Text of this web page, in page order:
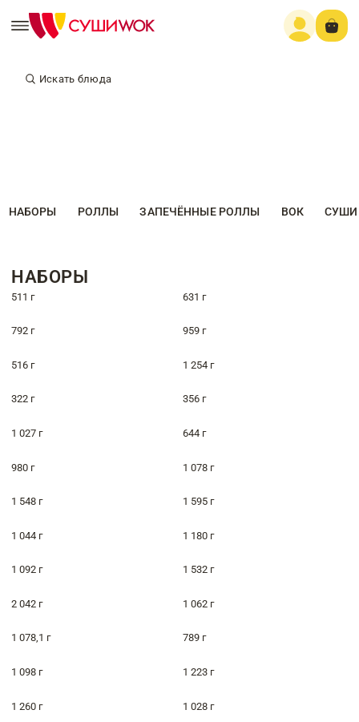
Искать блюда
НАБОРЫ РОЛЛЫ ЗАПЕЧЁННЫЕ РОЛЛЫ ВОК СУШИ
НАБОРЫ
511 г 631 г
792 г 959 г
516 г 1 254 г
322 г 356 г
1 027 г 644 г
980 г 1 078 г
1 548 г 1 595 г
1 044 г 1 180 г
1 092 г 1 532 г
2 042 г 1 062 г
1 078,1 г 789 г
1 098 г 1 223 г
1 260 г 1 028 г